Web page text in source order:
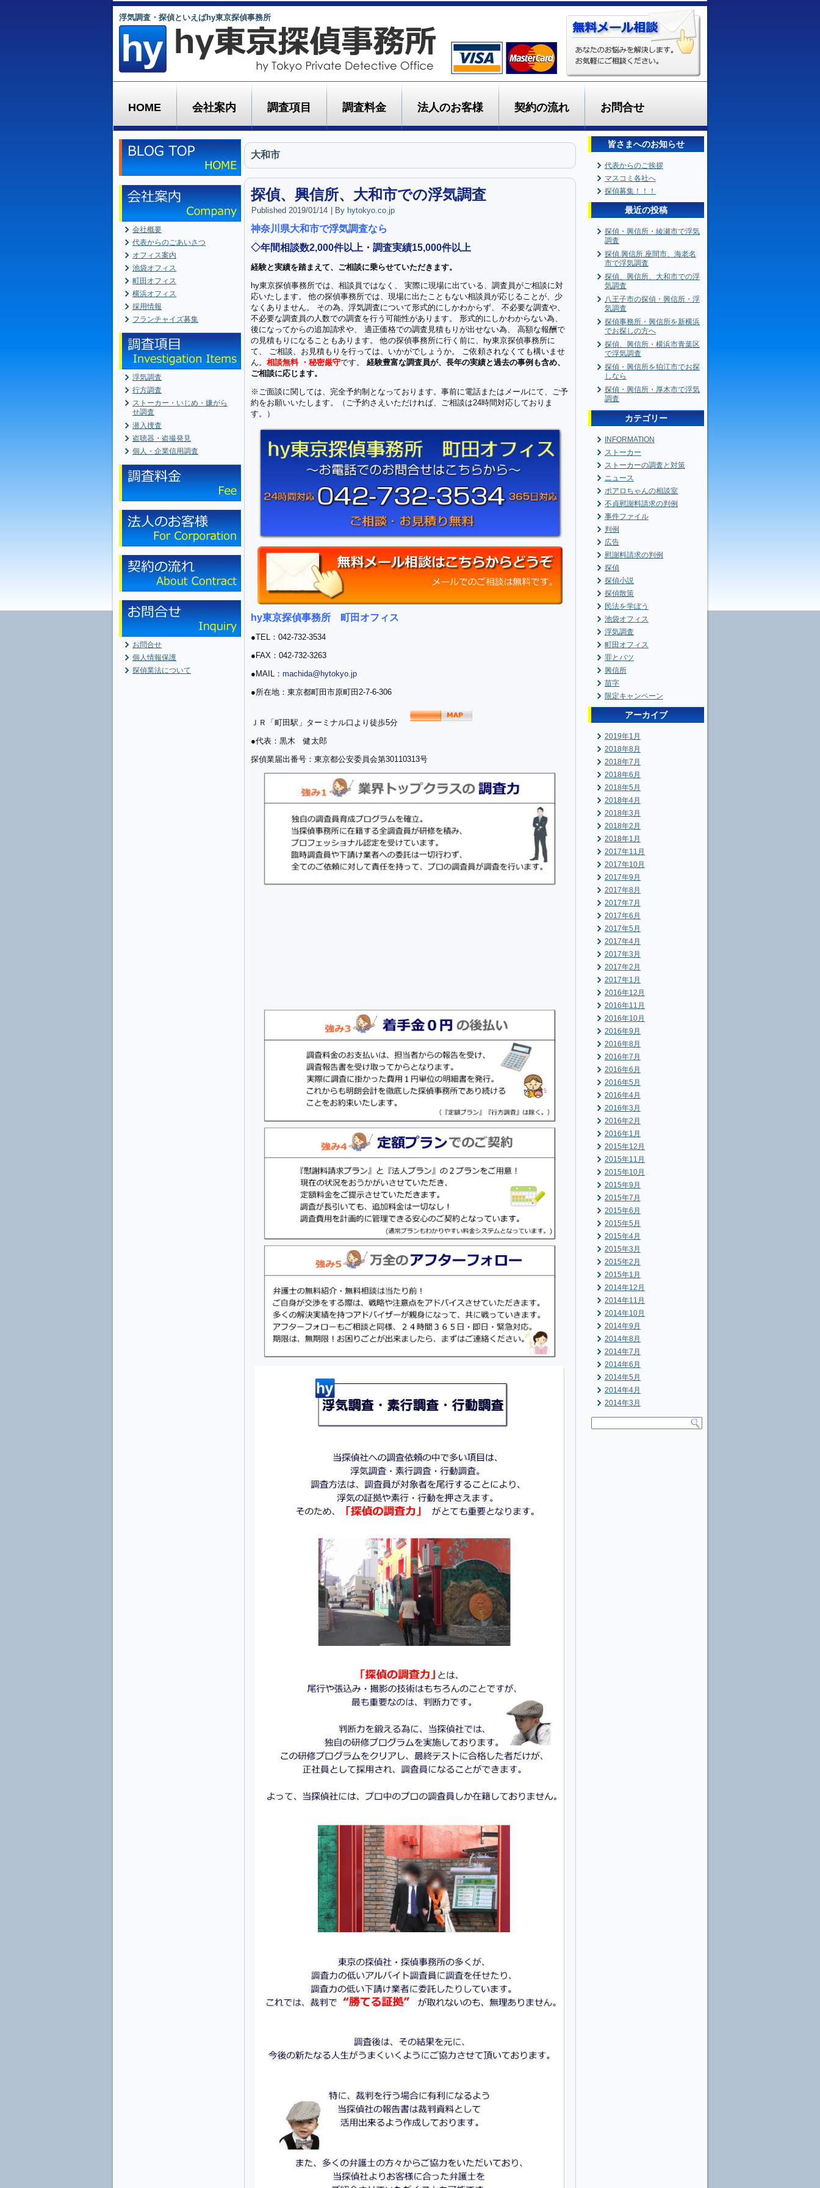
浮気調査・探偵といえばhy東京探偵事務所
HOME 会社案内 調査項目 調査料金 法人のお客様 契約の流れ お問合せ
会社概要
代表からのごあいさつ
オフィス案内
池袋オフィス
町田オフィス
横浜オフィス
採用情報
フランチャイズ募集
浮気調査
行方調査
ストーカー・いじめ・嫌がら
せ調査
潜入捜査
盗聴器・盗撮発見
個人・企業信用調査
お問合せ
個人情報保護
探偵業法について
大和市
探偵、興信所、大和市での浮気調査
Published 2019/01/14 By hytokyo.co.jp
神奈川県大和市で浮気調査なら
◇年間相談数2,000件以上・調査実績15,000件以上
経験と実績を踏まえて、ご相談に乗らせていただきます。
hy東京探偵事務所では、相談員ではなく、 実際に現場に出ている、調査員がご相談に対
応いたします。 他の探偵事務所では、現場に出たこともない相談員が応じることが、少
なくありません。 その為、浮気調査について形式的にしかわからず、 不必要な調査や、
不必要な調査員の人数での調査を行う可能性があります。 形式的にしかわからない為、
後になってからの追加請求や、 適正価格での調査見積もりが出せない為、 高額な報酬で
の見積もりになることもあります。 他の探偵事務所に行く前に、hy東京探偵事務所に
て、 ご相談、お見積もりを行っては、いかがでしょうか。 ご依頼されなくても構いませ
ん。 相談無料 ・ 秘密厳守です。 経験豊富な調査員が、長年の実績と過去の事例も含め、
ご相談に応じます。
※ご面談に関しては、完全予約制となっております。事前に電話またはメールにて、ご予
約をお願いいたします。（ご予約さえいただければ、ご相談は24時間対応しておりま
す。）
hy東京探偵事務所 町田オフィス
●TEL：042-732-3534
●FAX：042-732-3263
●MAIL： machida@hytokyo.jp
●所在地：東京都町田市原町田2-7-6-306
ＪＲ「町田駅」ターミナル口より徒歩5分
●代表：黒木 健太郎
探偵業届出番号：東京都公安委員会第30110313号
皆さまへのお知らせ
代表からのご挨拶
マスコミ各社へ
探偵募集！！！
最近の投稿
探偵・興信所・綾瀬市で浮気
調査
探偵.興信所.座間市、海老名
市で浮気調査
探偵、興信所、大和市での浮
気調査
八王子市の探偵・興信所・浮
気調査
探偵事務所・興信所を新横浜
でお探しの方へ
探偵、興信所・横浜市青葉区
で浮気調査
探偵・興信所を狛江市でお探
しなら
探偵・興信所・厚木市で浮気
調査
カテゴリー
INFORMATION
ストーカー
ストーカーの調査と対策
ニュース
ポアロちゃんの相談室
不貞慰謝料請求の判例
事件ファイル
判例
広告
慰謝料請求の判例
探偵
探偵小説
探偵散策
民法を学ぼう
池袋オフィス
浮気調査
町田オフィス
罪とバツ
興信所
苗字
限定キャンペーン
アーカイブ
2019年1月
2018年8月
2018年7月
2018年6月
2018年5月
2018年4月
2018年3月
2018年2月
2018年1月
2017年11月
2017年10月
2017年9月
2017年8月
2017年7月
2017年6月
2017年5月
2017年4月
2017年3月
2017年2月
2017年1月
2016年12月
2016年11月
2016年10月
2016年9月
2016年8月
2016年7月
2016年6月
2016年5月
2016年4月
2016年3月
2016年2月
2016年1月
2015年12月
2015年11月
2015年10月
2015年9月
2015年7月
2015年6月
2015年5月
2015年4月
2015年3月
2015年2月
2015年1月
2014年12月
2014年11月
2014年10月
2014年9月
2014年8月
2014年7月
2014年6月
2014年5月
2014年4月
2014年3月